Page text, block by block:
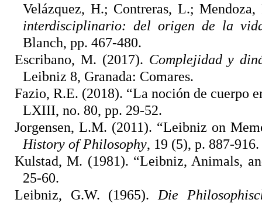
Velázquez, H.; Contreras, L.;
interdisciplinario: del origen de la
Blanch, pp. 467-480.
Escribano, M. (2017). Complejidad y
Leibniz 8, Granada: Comares.
Fazio, R.E. (2018). “La noción de cuerpo
LXIII, no. 80, pp. 29-52.
Jorgensen, L.M. (2011). “Leibniz on
History of Philosophy, 19 (5), p. 887-916.
Kulstad, M. (1981). “Leibniz, Animals,
25-60.
Leibniz, G.W. (1965). Die